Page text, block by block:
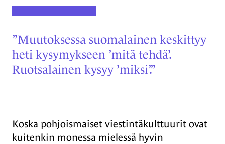
”Muutoksessa suomalainen keskittyy
heti kysymykseen ’mitä tehdä’.
Ruotsalainen kysyy ’miksi’.”
Koska pohjoismaiset viestintäkulttuurit ovat
kuitenkin monessa mielessä hyvin